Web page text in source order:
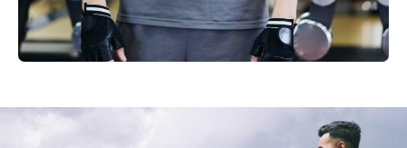
Kevin Wright